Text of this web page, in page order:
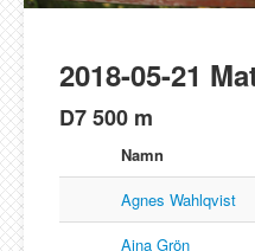
Föreningar
Bergeforsen SK
IF Strategen
Lucksta IF
Matfors SK
Njurunda SK
2018-05-21
D7 500 m
Namn
Agnes Wahlqvist
Aina Grön